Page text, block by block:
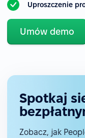
Uproszczenie
Umów demo
Spotkaj
Zobacz, jak